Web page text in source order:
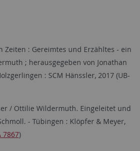
: Gereimtes und Erzähltes - ein
; herausgegeben von Jonathan
: SCM Hänssler, 2017 (UB-
/ Ottilie Wildermuth. Eingeleitet und
- Tübingen : Klöpfer & Meyer,
7867)